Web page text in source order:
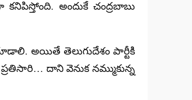
అందుకే చంద్రబాబు
అయితే తెలుగుదేశం పార్టీకి
దాని వెనుక నమ్ముకున్న